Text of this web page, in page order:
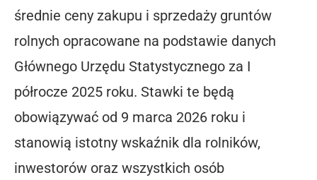
średnie ceny zakupu i sprzedaży gruntów
rolnych opracowane na podstawie danych
Głównego Urzędu Statystycznego za I
półrocze 2025 roku. Stawki te będą
obowiązywać od 9 marca 2026 roku i
stanowią istotny wskaźnik dla rolników,
inwestorów oraz wszystkich osób